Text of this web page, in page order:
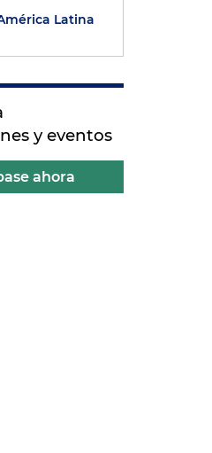
Latina
y eventos
ahora